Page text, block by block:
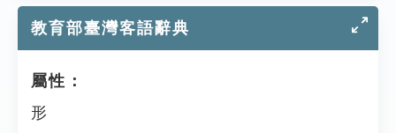
教育部臺灣客語辭典
屬性：
形